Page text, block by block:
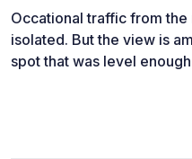
Occational traffic from
isolated. But the view is
spot that was level